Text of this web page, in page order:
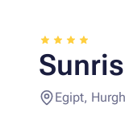
Egipt,